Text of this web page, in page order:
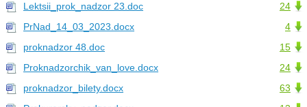
24
Lektsii_prok_nadzor 23.doc
4
PrNad_14_03_2023.docx
15
proknadzor 48.doc
24
Proknadzorchik_van_love.docx
63
proknadzor_bilety.docx